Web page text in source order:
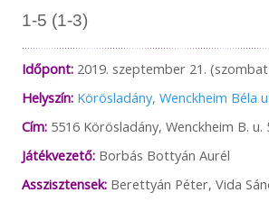
1-5 (1-3)
Időpont:2019. szeptember 21.
Helyszín: Körösladány, Wenckheim Béla
Cím:5516 Körösladány, Wenckheim B. u.
Játékvezető:Borbás Bottyán Aurél
Asszisztensek:Berettyán Péter, Vida